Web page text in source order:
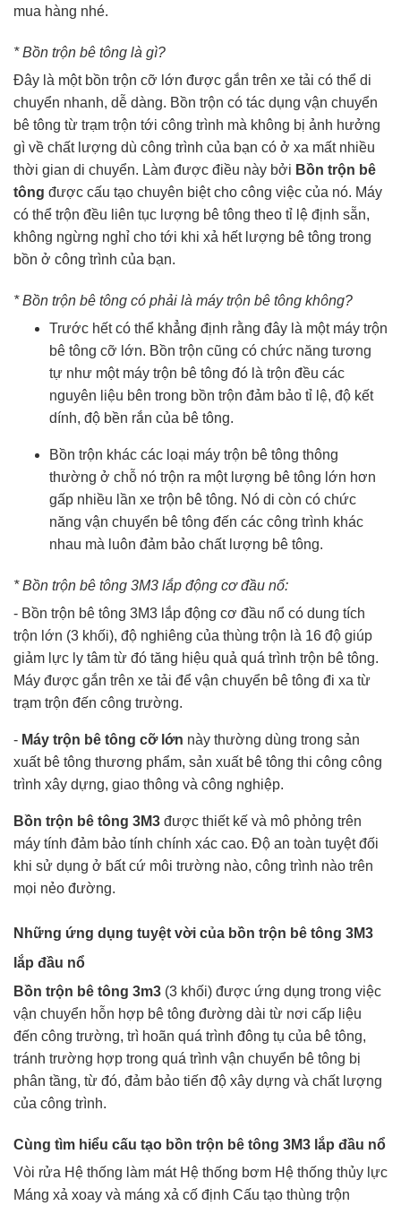
mua hàng nhé.
* Bồn trộn bê tông là gì?
Đây là một bồn trộn cỡ lớn được gắn trên xe tải có thể di
chuyển nhanh, dễ dàng. Bồn trộn có tác dụng vận chuyển
bê tông từ trạm trộn tới công trình mà không bị ảnh hưởng
gì về chất lượng dù công trình của bạn có ở xa mất nhiều
thời gian di chuyển. Làm được điều này bởi Bồn trộn bê
tông được cấu tạo chuyên biệt cho công việc của nó. Máy
có thể trộn đều liên tục lượng bê tông theo tỉ lệ định sẵn,
không ngừng nghỉ cho tới khi xả hết lượng bê tông trong
bồn ở công trình của bạn.
* Bồn trộn bê tông có phải là máy trộn bê tông không?
Trước hết có thể khẳng định rằng đây là một máy trộn
bê tông cỡ lớn. Bồn trộn cũng có chức năng tương
tự như một máy trộn bê tông đó là trộn đều các
nguyên liệu bên trong bồn trộn đảm bảo tỉ lệ, độ kết
dính, độ bền rắn của bê tông.
Bồn trộn khác các loại máy trộn bê tông thông
thường ở chỗ nó trộn ra một lượng bê tông lớn hơn
gấp nhiều lần xe trộn bê tông. Nó di còn có chức
năng vận chuyển bê tông đến các công trình khác
nhau mà luôn đảm bảo chất lượng bê tông.
* Bồn trộn bê tông 3M3 lắp động cơ đầu nổ:
- Bồn trộn bê tông 3M3 lắp động cơ đầu nổ có dung tích
trộn lớn (3 khối), độ nghiêng của thùng trộn là 16 độ giúp
giảm lực ly tâm từ đó tăng hiệu quả quá trình trộn bê tông.
Máy được gắn trên xe tải để vận chuyển bê tông đi xa từ
trạm trộn đến công trường.
- Máy trộn bê tông cỡ lớn này thường dùng trong sản
xuất bê tông thương phẩm, sản xuất bê tông thi công công
trình xây dựng, giao thông và công nghiệp.
Bồn trộn bê tông 3M3 được thiết kế và mô phỏng trên
máy tính đảm bảo tính chính xác cao. Độ an toàn tuyệt đối
khi sử dụng ở bất cứ môi trường nào, công trình nào trên
mọi nẻo đường.
Những ứng dụng tuyệt vời của bồn trộn bê tông 3M3
lắp đầu nổ
Bồn trộn bê tông 3m3 (3 khối) được ứng dụng trong việc
vận chuyển hỗn hợp bê tông đường dài từ nơi cấp liệu
đến công trường, trì hoãn quá trình đông tụ của bê tông,
tránh trường hợp trong quá trình vận chuyển bê tông bị
phân tầng, từ đó, đảm bảo tiến độ xây dựng và chất lượng
của công trình.
Cùng tìm hiểu cấu tạo bồn trộn bê tông 3M3 lắp đầu nổ
Vòi rửa Hệ thống làm mát Hệ thống bơm Hệ thống thủy lực
Máng xả xoay và máng xả cố định Cấu tạo thùng trộn